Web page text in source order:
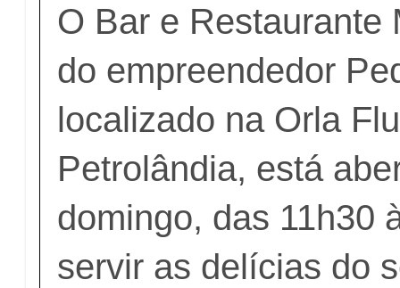
O Bar e Restaurante
do empreendedor
localizado na Orla
Petrolândia, está
domingo, das 11h30
servir as delícias do